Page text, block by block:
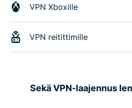
VPN Xboxille
VPN reitittimille
Sekä VPN-laajennus